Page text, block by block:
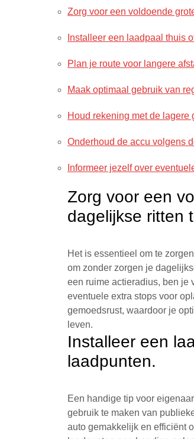
Zorg voor een voldoende
Installeer een laadpaal thuis
Plan je route voor langere
Maak optimaal gebruik van
Houd rekening met de
Onderhoud de accu volgens
Informeer jezelf over
Zorg voor een
dagelijkse ritten
Het is essentieel om te
om zonder zorgen je
een ruime actieradius, ben je
eventuele extra stops voor
gemoedsrust, waardoor je
leven.
Installeer een
laadpunten.
Een handige tip voor
gebruik te maken van
auto gemakkelijk en efficiënt